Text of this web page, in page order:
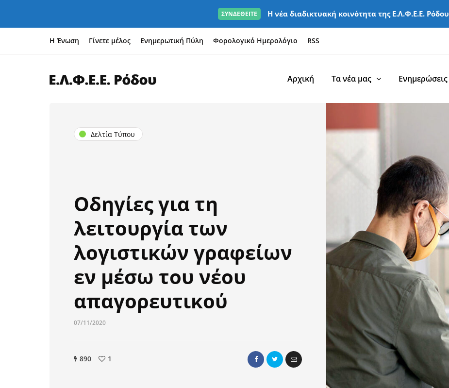
ΣΥΝΔΕΘΕΙΤΕ Η νέα διαδικτυακή κοινότητα της Ε.Λ.Φ.Ε.Ε. Ρόδου
Η Ένωση Γίνετε μέλος Ενημερωτική Πύλη Φορολογικό Ημερολόγιο RSS
Αρχική Τα νέα μας Ενημερώσεις
Δελτία Τύπου
Οδηγίες για τη
λειτουργία των
λογιστικών γραφείων
εν μέσω του νέου
απαγορευτικού
07/11/2020
890 1